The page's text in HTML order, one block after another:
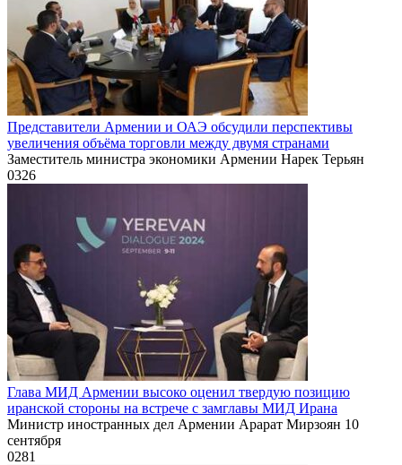
Представители Армении и ОАЭ обсудили перспективы
увеличения объёма торговли между двумя странами
Заместитель министра экономики Армении Нарек Терьян
0326
Глава МИД Армении высоко оценил твердую позицию
иранской стороны на встрече с замглавы МИД Ирана
Министр иностранных дел Армении Арарат Мирзоян 10
сентября
0281